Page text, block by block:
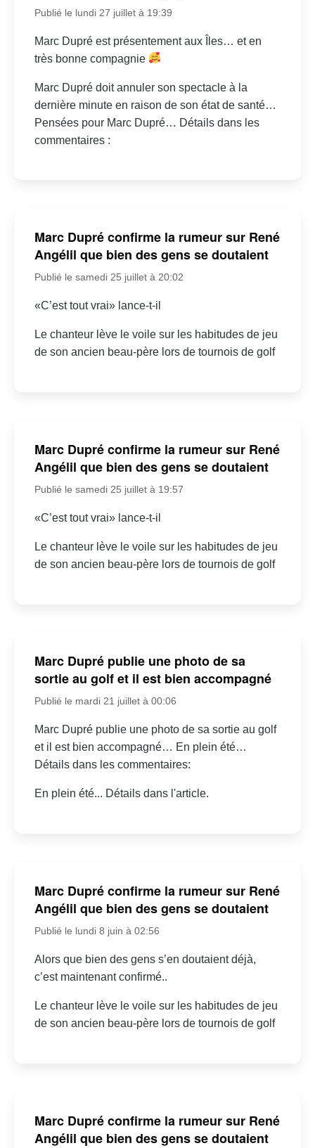
Publié le lundi 27 juillet à 19:39
Marc Dupré est présentement aux Îles… et en
très bonne compagnie
Marc Dupré doit annuler son spectacle à la
dernière minute en raison de son état de santé…
Pensées pour Marc Dupré… Détails dans les
commentaires :
Marc Dupré confirme la rumeur sur René
Angélil que bien des gens se doutaient
Publié le samedi 25 juillet à 20:02
«C’est tout vrai» lance-t-il
Le chanteur lève le voile sur les habitudes de jeu
de son ancien beau-père lors de tournois de golf
Marc Dupré confirme la rumeur sur René
Angélil que bien des gens se doutaient
Publié le samedi 25 juillet à 19:57
«C’est tout vrai» lance-t-il
Le chanteur lève le voile sur les habitudes de jeu
de son ancien beau-père lors de tournois de golf
Marc Dupré publie une photo de sa
sortie au golf et il est bien accompagné
Publié le mardi 21 juillet à 00:06
Marc Dupré publie une photo de sa sortie au golf
et il est bien accompagné… En plein été…
Détails dans les commentaires:
En plein été... Détails dans l'article.
Marc Dupré confirme la rumeur sur René
Angélil que bien des gens se doutaient
Publié le lundi 8 juin à 02:56
Alors que bien des gens s’en doutaient déjà,
c’est maintenant confirmé..
Le chanteur lève le voile sur les habitudes de jeu
de son ancien beau-père lors de tournois de golf
Marc Dupré confirme la rumeur sur René
Angélil que bien des gens se doutaient